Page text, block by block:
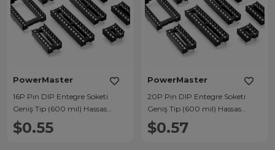
PowerMaster
16P Pin DIP Entegre Soketi
Geniş Tip (600 mil) Hassas
Temaslı Konnektör
$0.55
PowerMaster
20P Pin DIP Entegre Soketi
Geniş Tip (600 mil) Hassas
Temaslı Konnektör
$0.57